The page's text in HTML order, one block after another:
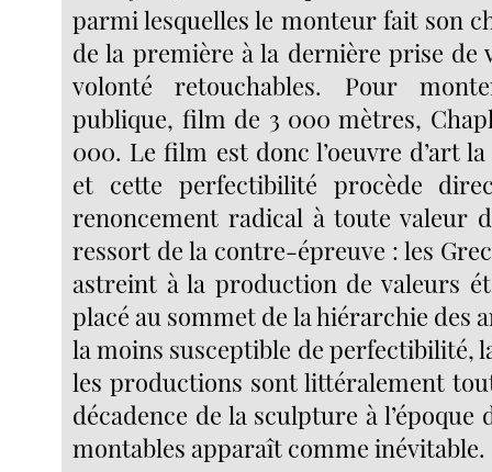
parmi lesquelles le monteur fait son
de la première à la dernière prise de
volonté retouchables. Pour
publique, film de 3 000 mètres,
000. Le film est donc l’oeuvre d’art
et cette perfectibilité procède
renoncement radical à toute valeur
ressort de la contre-épreuve : les
astreint à la production de valeurs
placé au sommet de la hiérarchie des
la moins susceptible de perfectibilité,
les productions sont littéralement
décadence de la sculpture à l’époque
montables apparaît comme inévitable.